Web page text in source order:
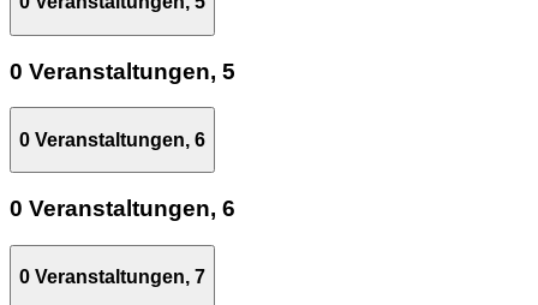
0 Veranstaltungen, 5
0 Veranstaltungen, 6
0 Veranstaltungen, 6
0 Veranstaltungen, 7